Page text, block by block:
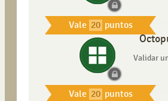
Vale 20 puntos
Vale 20 puntos
Validar